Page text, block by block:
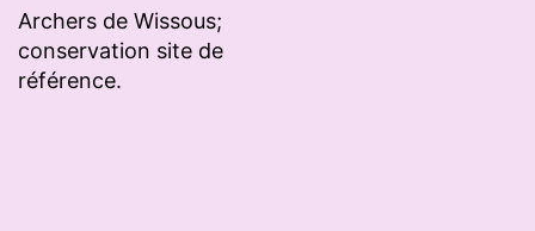
Archers de Wissous;
conservation site de
référence.